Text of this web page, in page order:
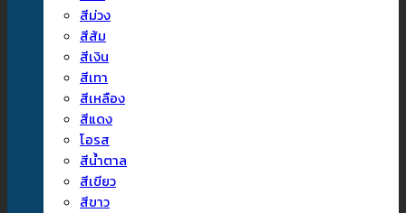
สีม่วง
สีส้ม
สีเงิน
สีเทา
สีเหลือง
สีแดง
โอรส
สีน้ำตาล
สีเขียว
สีขาว